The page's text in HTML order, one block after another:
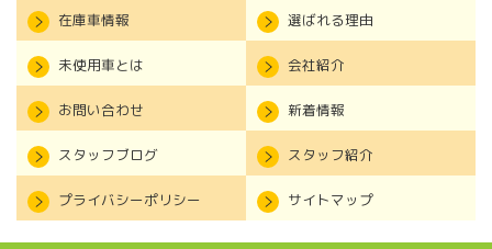
在庫車情報 選ばれる理由
未使用車とは 会社紹介
お問い合わせ 新着情報
スタッフブログ スタッフ紹介
プライバシーポリシー サイトマップ